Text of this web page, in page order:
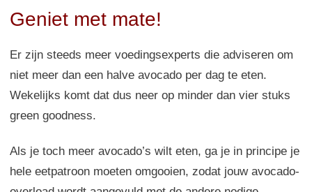
Geniet met mate!
Er zijn steeds meer voedingsexperts die adviseren om
niet meer dan een halve avocado per dag te eten.
Wekelijks komt dat dus neer op minder dan vier stuks
green goodness.
Als je toch meer avocado’s wilt eten, ga je in principe je
hele eetpatroon moeten omgooien, zodat jouw avocado-